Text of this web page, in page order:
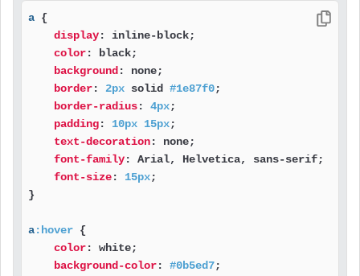
a {
display: inline-block;
color: black;
background : none;
border: 2px solid #1e87f0;
border-radius: 4px;
padding: 10px 15px;
text-decoration: none;
font-family: Arial, Helvetica, sans-serif;
font-size: 15px;
}
a:hover {
color: white;
background-color: #0b5ed7;